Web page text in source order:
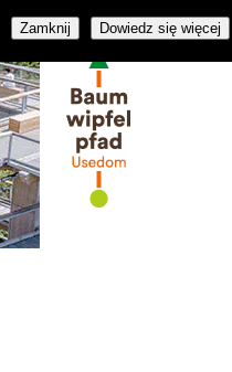
Zamknij Dowiedz się więcej